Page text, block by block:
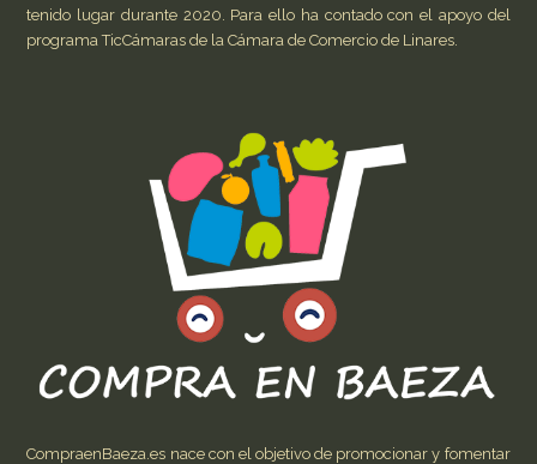
tenido lugar durante 2020. Para ello ha contado con el apoyo del
programa TicCámaras de la Cámara de Comercio de Linares.
CompraenBaeza.es nace con el objetivo de promocionar y fomentar